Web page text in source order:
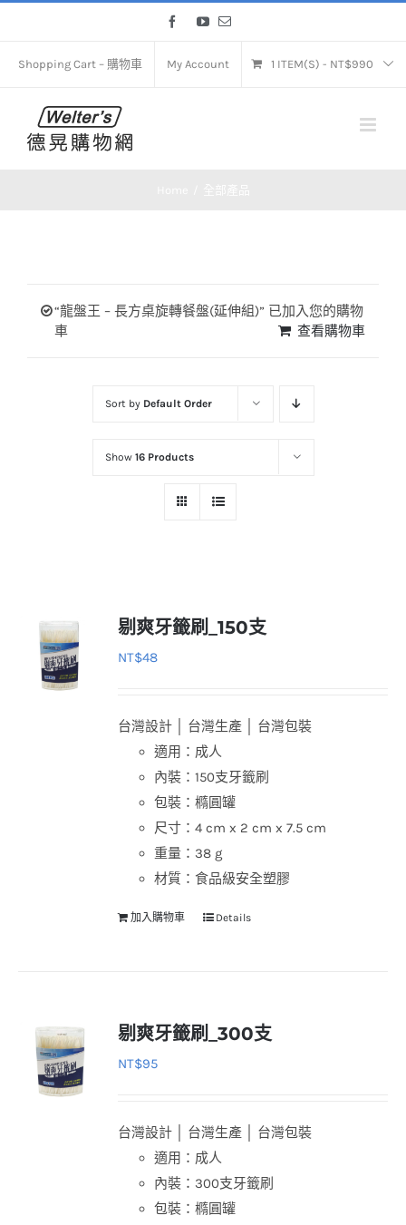
content
FacebookYouTube
Email
Shopping Cart – 購物車 My Account 1 ITEM(S) - NT$990
“龍盤王 – 長方桌旋轉餐盤(延伸組)” 已加入您的購物
車
查看購物車
Sort by Default Order
Show 16 Products
剔爽牙籤刷_150支
NT$48
台灣設計 │ 台灣生產 │ 台灣包裝
適用：成人
內裝：150支牙籤刷
包裝：橢圓罐
尺寸：4 cm x 2 cm x 7.5 cm
重量：38 g
材質：食品級安全塑膠
加入購物車 Details
剔爽牙籤刷_300支
NT$95
台灣設計 │ 台灣生產 │ 台灣包裝
適用：成人
內裝：300支牙籤刷
包裝：橢圓罐